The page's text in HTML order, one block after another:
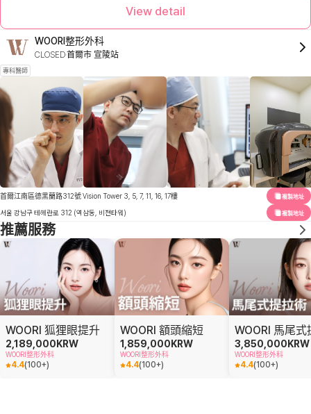
View detail
WOORI整形外科
CLOSED首爾市 宣陵站
專科醫師
首爾江南區德黑蘭路312號 Vision Tower 3, 5, 7, 11, 16, 17樓 複製地址
서울 강남구 테헤란로 312 (역삼동, 비젼타워) 複製地址
推薦服務
WOORI 狐狸眼提升
2,189,000 KRW
WOORI整形外科
4.4(100+)
WOORI 額頭縮短
1,859,000 KRW
WOORI整形外科
4.4(100+)
3,850,000 KRW
WOORI整形外科
4.4(100+)